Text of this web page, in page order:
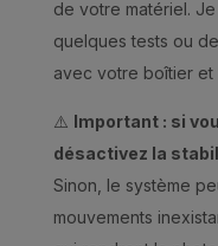
de votre matériel.
quelques tests ou
avec votre boîtier et
⚠️ Important : si
désactivez la
Sinon, le système
mouvements